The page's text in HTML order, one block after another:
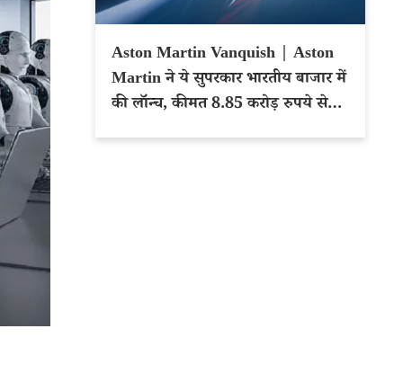
Aston Martin Vanquish | Aston
Martin ने ये सुपरकार भारतीय बाजार में
की लॉन्च, कीमत 8.85 करोड़ रुपये से